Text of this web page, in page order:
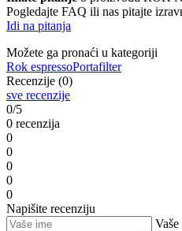
Pogledajte FAQ ili nas pitajte
Idi na pitanja
Možete ga pronaći u kategoriji
Rok espressoPortafilter
Recenzije (0)
sve recenzije
0/5
0 recenzija
0
0
0
0
0
Napišite recenziju